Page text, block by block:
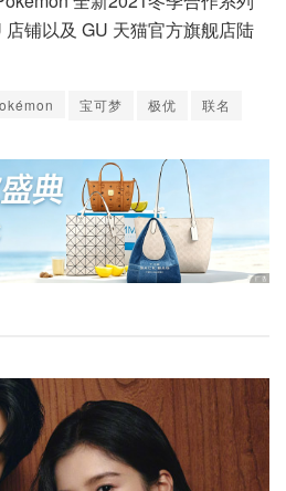
铺以及 GU 天猫官方旗舰店陆
宝可梦 极优 联名